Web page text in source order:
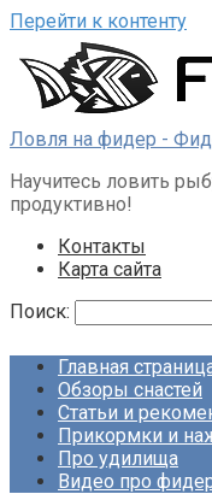
Перейти к контенту
Ловля на фидер -
Научитесь ловить
продуктивно!
Контакты
Карта сайта
Поиск:
Главная
Обзоры снастей
Статьи и
Прикормки и
Про удилища
Видео про